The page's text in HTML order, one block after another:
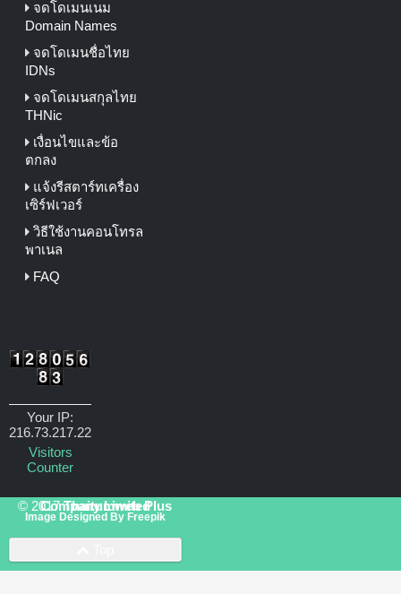
จดโดเมนเนม
Domain Names
จดโดเมนชื่อไทย
IDNs
จดโดเมนสกุลไทย
THNic
เงื่อนไขและข้อ
ตกลง
แจ้งรีสตาร์ทเครื่อง
เซิร์ฟเวอร์
วิธีใช้งานคอนโทรล
พาเนล
FAQ
Your IP:
216.73.217.22
Visitors
Counter
© 2017Thaitumweb Plus Company Limited
Image Designed By Freepik